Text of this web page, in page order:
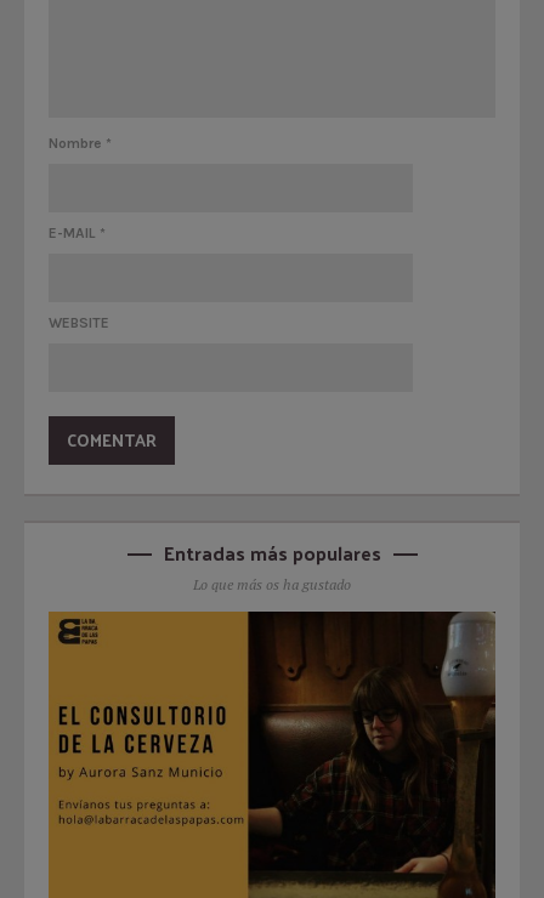
Nombre *
E-MAIL *
WEBSITE
Entradas más populares
Lo que más os ha gustado